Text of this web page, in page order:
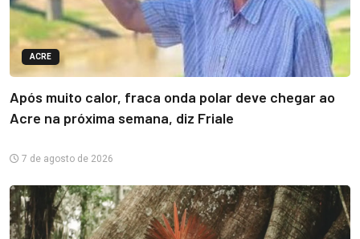
ACRE
Após muito calor, fraca onda polar deve chegar ao
Acre na próxima semana, diz Friale
7 de agosto de 2026